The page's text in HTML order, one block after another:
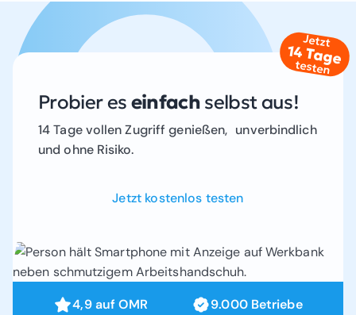
Probier es einfachselbst aus!
14 Tage vollen Zugriff genießen, unverbindlich
und ohne Risiko.
Jetzt kostenlos testen
4,9 auf OMR
9.000 Betriebe
Jetzt
14 Tage
testen